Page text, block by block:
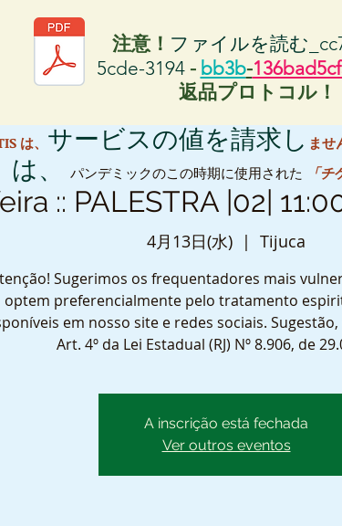
注意！ ファイルを読む
5cde-3194 - bb3b-
返品プロトコル！
:: PALESTRA |02|
4月13日(水)
  |
Tijuca
Sugerimos os frequentadores mais
optem preferencialmente pelo tratamento
em nosso site e redes sociais.
Art. 4º da Lei Estadual (RJ) Nº 8.906, de
A inscrição está fechada
Ver outros eventos
は、 サービスの値を請求し ませ
は、 パンデミックのこの時期に使用された 「チ